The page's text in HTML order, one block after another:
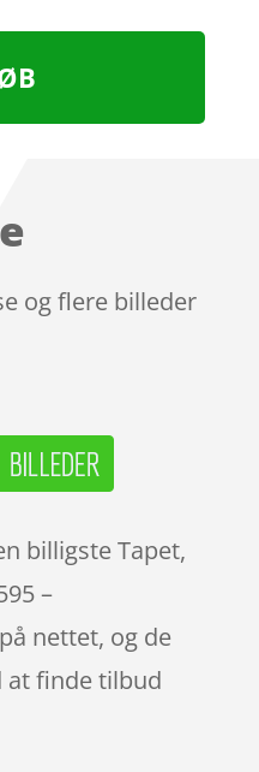
og flere billeder
billigste Tapet,
–
nettet, og de
at finde tilbud